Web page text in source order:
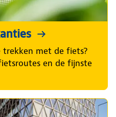
met de fiets?
en de fijnste